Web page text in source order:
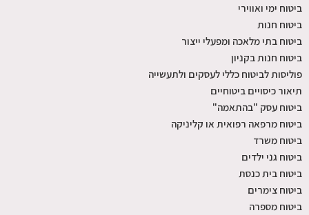
ביטוח ימי ואווירי
ביטוח חנות
ביטוח בתי מלאכה ומפעלי ייצור
ביטוח חנות בקניון
פוליסות לביטוח כללי לעסקים ולתעשייה
תיאור כיסויים ביטוחיים
ביטוח עסק "בהתאמה"
ביטוח מרפאה רפואית או קליניקה
ביטוח משרד
ביטוח גני ילדים
ביטוח בית כנסת
ביטוח צימרים
ביטוח מספרה